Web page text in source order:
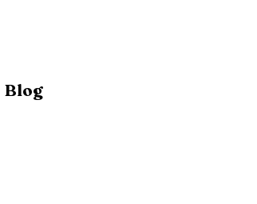
Blog